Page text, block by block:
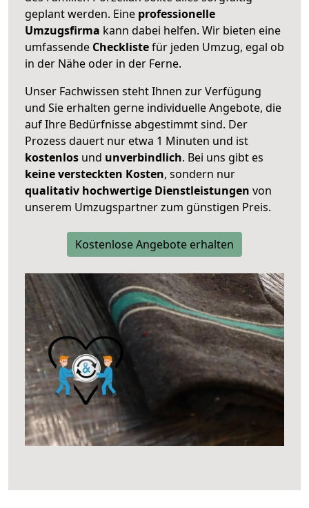
geplant werden. Eine professionelle
Umzugsfirma kann dabei helfen. Wir bieten eine
umfassende Checklistefür jeden Umzug, egal ob
in der Nähe oder in der Ferne.
Unser Fachwissen steht Ihnen zur Verfügung
und Sie erhalten gerne individuelle Angebote, die
auf Ihre Bedürfnisse abgestimmt sind. Der
Prozess dauert nur etwa 1 Minuten und ist
kostenlos und unverbindlich. Bei uns gibt es
keine versteckten Kosten, sondern nur
qualitativ hochwertige Dienstleistungen von
unserem Umzugspartner zum günstigen Preis.
Kostenlose Angebote erhalten